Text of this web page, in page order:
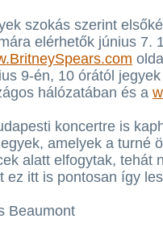
szokás szerint
elérhetők június 7.
9-én, 10 órától
hálózatában és a
koncertre is
amelyek a turné
alatt elfogytak, tehát
ez itt is pontosan így
Beaumont